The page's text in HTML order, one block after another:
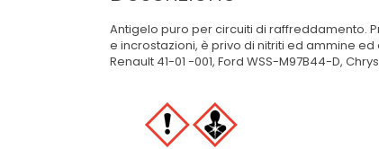
Antigelo puro per circuiti di raffreddamento.
e incrostazioni, è privo di nitriti ed ammine ed
Renault 41-01 -001, Ford WSS-M97B44-D,